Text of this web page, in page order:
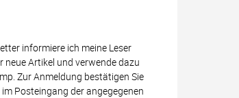
informiere ich meine Leser
neue Artikel und verwende dazu
Zur Anmeldung bestätigen Sie
Posteingang der angegegenen